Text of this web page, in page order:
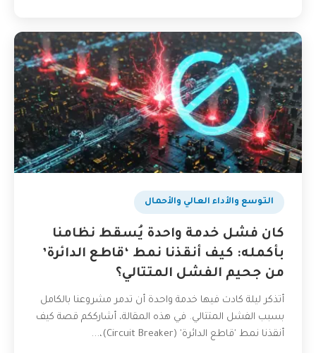
التوسع والأداء العالي والأحمال
كان فشل خدمة واحدة يُسقط نظامنا
بأكمله: كيف أنقذنا نمط ‘قاطع الدائرة’
من جحيم الفشل المتتالي؟
أتذكر ليلة كادت فيها خدمة واحدة أن تدمر مشروعنا بالكامل
بسبب الفشل المتتالي. في هذه المقالة، أشارككم قصة كيف
أنقذنا نمط 'قاطع الدائرة' (Circuit Breaker)،...